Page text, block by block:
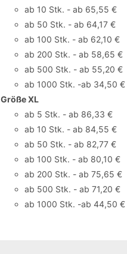
ab 10 Stk. - ab 65,55 €
ab 50 Stk. - ab 64,17 €
ab 100 Stk. - ab 62,10 €
ab 200 Stk. - ab 58,65 €
ab 500 Stk. - ab 55,20 €
ab 1000 Stk. -ab 34,50 €
Größe XL
ab 5 Stk. - ab 86,33 €
ab 10 Stk. - ab 84,55 €
ab 50 Stk. - ab 82,77 €
ab 100 Stk. - ab 80,10 €
ab 200 Stk. - ab 75,65 €
ab 500 Stk. - ab 71,20 €
ab 1000 Stk. -ab 44,50 €